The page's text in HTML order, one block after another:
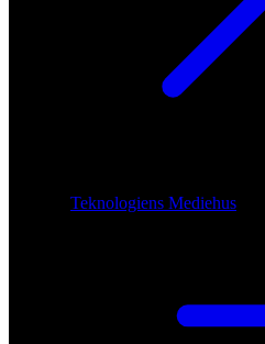
Teknologiens Mediehus